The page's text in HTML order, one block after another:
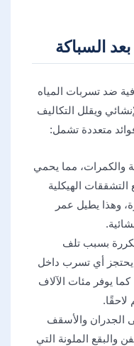
السباكة
ضد تسربات المياه
ويقلل التكاليف
متعددة تشمل:
والكمرات، مما يحمي
الهيكلية
وهذا يطيل عمر
بسبب تلف
يحتجز أي تسرب داخل
يوفر مئات الآلاف
لاحقًا.
الجدران والأسقف
والبقع الملونة التي